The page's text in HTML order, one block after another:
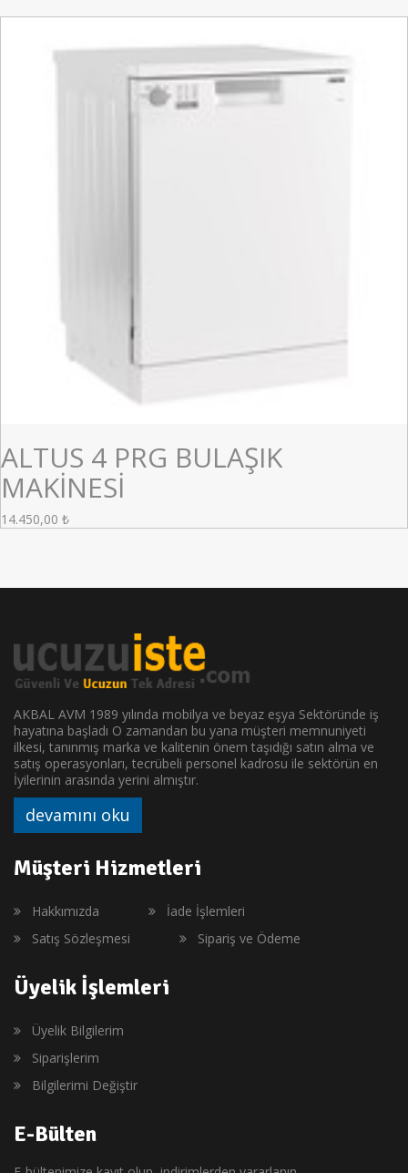
ALTUS 4 PRG BULAŞIK
MAKİNESİ
14.450,00 ₺
AKBAL AVM 1989 yılında mobilya ve beyaz eşya Sektöründe iş
hayatına başladı O zamandan bu yana müşteri memnuniyeti
ilkesi, tanınmış marka ve kalitenin önem taşıdığı satın alma ve
satış operasyonları, tecrübeli personel kadrosu ile sektörün en
İyilerinin arasında yerini almıştır.
devamını oku
Müşteri Hizmetleri
Hakkımızda
İade İşlemleri
Satış Sözleşmesi
Sipariş ve Ödeme
Üyelik İşlemleri
Üyelik Bilgilerim
Siparişlerim
Bilgilerimi Değiştir
E-Bülten